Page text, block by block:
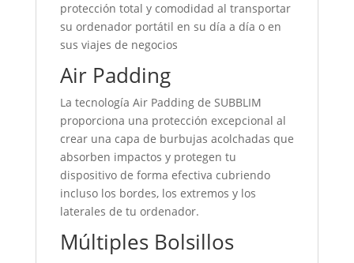
protección total y comodidad al transportar
su ordenador portátil en su día a día o en
sus viajes de negocios
Air Padding
La tecnología Air Padding de SUBBLIM
proporciona una protección excepcional al
crear una capa de burbujas acolchadas que
absorben impactos y protegen tu
dispositivo de forma efectiva cubriendo
incluso los bordes, los extremos y los
laterales de tu ordenador.
Múltiples Bolsillos